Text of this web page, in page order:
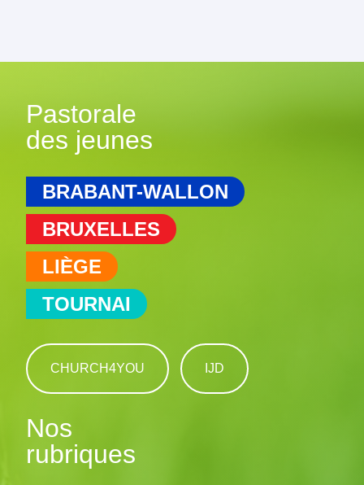
Pastorale
des jeunes
BRABANT-WALLON
BRUXELLES
LIÈGE
TOURNAI
CHURCH4YOU IJD
Nos
rubriques